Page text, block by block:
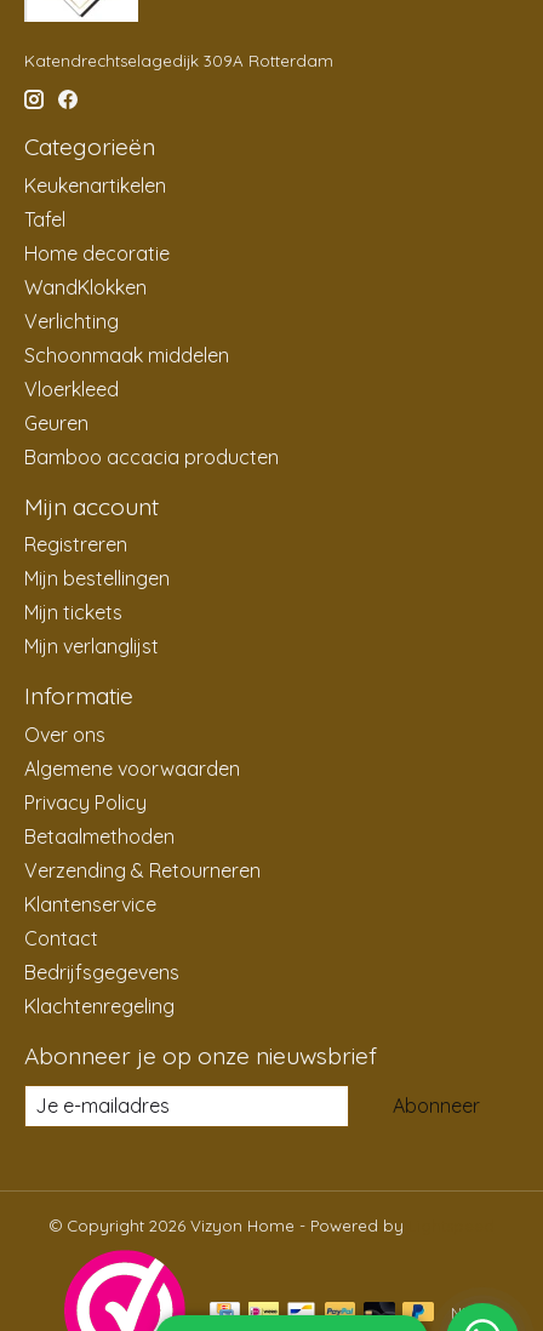
Katendrechtselagedijk 309A Rotterdam
Categorieën
Keukenartikelen
Tafel
Home decoratie
WandKlokken
Verlichting
Schoonmaak middelen
Vloerkleed
Geuren
Bamboo accacia producten
Mijn account
Registreren
Mijn bestellingen
Mijn tickets
Mijn verlanglijst
Informatie
Over ons
Algemene voorwaarden
Privacy Policy
Betaalmethoden
Verzending & Retourneren
Klantenservice
Contact
Bedrijfsgegevens
Klachtenregeling
Abonneer je op onze nieuwsbrief
Abonneer
© Copyright 2026 Vizyon Home - Powered by
NL